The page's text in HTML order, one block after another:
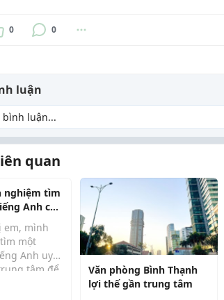
0 0
luận
quan
nghiệm tìm
Anh cho
-
em, mình
một
Anh uy
tâm để
Văn phòng Bình Thạnh
lợi thế gần trung tâm